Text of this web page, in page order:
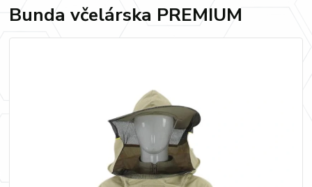
Bunda včelárska PREMIUM